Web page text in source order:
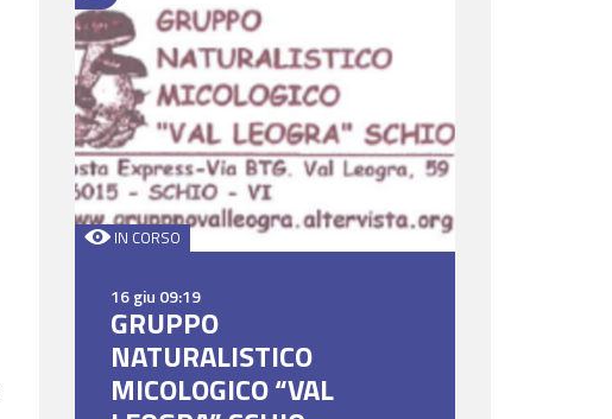
IN CORSO
16 giu 09:19
GRUPPO
NATURALISTICO
MICOLOGICO “VAL